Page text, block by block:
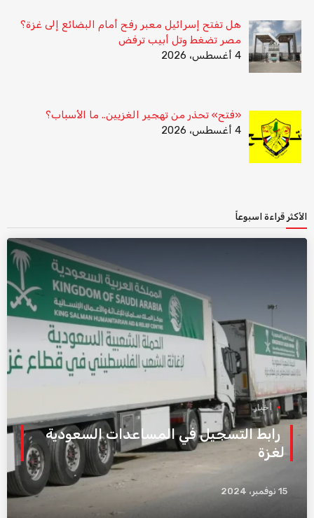
هل تفتح إسرائيل معبر رفح أمام البضائع إلى غزة؟
مصر تضغط وتل أبيب ترفض
4 أغسطس، 2026
«فتح» تحذر من تهجير الغزيين.. ما الأسباب؟
4 أغسطس، 2026
الأكثر قراءة اسبوعاً
أخبار
رابط التسجيل في المساعدات السعودية
لغزة
15 نوفمبر، 2024